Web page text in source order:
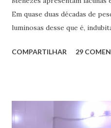
Em quase duas décadas de
luminosas desse que é,
documentos que nos
Damas Martins e,
Bezerra, sobrinha-bisneta de
COMPARTILHAR 29